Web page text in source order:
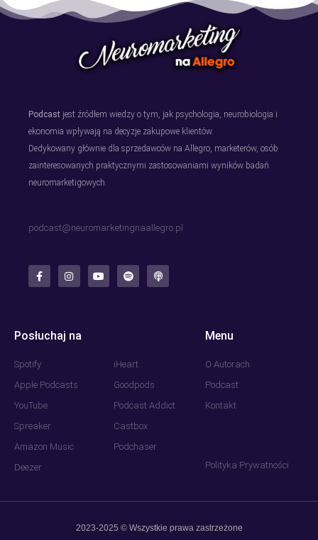
Podcast jest źródłem wiedzy o tym, jak psychologia, neurobiologia i
ekonomia wpływają na decyzje zakupowe klientów.
Dedykowany głównie dla sprzedawców na Allegro, marketerów, osób
zainteresowanych praktycznymi zastosowaniami wyników badań
neuromarketigowych.
podcast@neuromarketingnaallegro.pl
Posłuchaj na
Spotify
Apple Podcasts
YouTube
Spreaker
Amazon Music
Deezer
iHeart
Goodpods
Podcast Addict
Castbox
Podchaser
Menu
O Autorach
Podcast
Kontakt
Polityka Prywatności
2023-2025 © Wszystkie prawa zastrzeżone